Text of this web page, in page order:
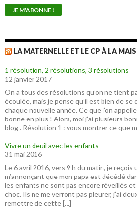
LA MATERNELLE ET LE CP À LA
1 résolution, 2 résolutions, 3 résolutions
12 janvier 2017
On a tous des résolutions qu’on ne tient
écoulée, mais je pense qu’il est bien de se
chaque nouvelle année. Ce que l’on
bonne en plus ! Alors, moi j’ai plusieurs
blog . Résolution 1 : vous montrer ce que
Vivre un deuil avec les enfants
31 mai 2016
Le 6 avril 2016, vers 9 h du matin, je reçois
m’annonçant que mon papa est décédé
les enfants ne sont pas encore réveillés et
choc. Ils ne me verront pas pleurer, j’ai
remettre de cette […]